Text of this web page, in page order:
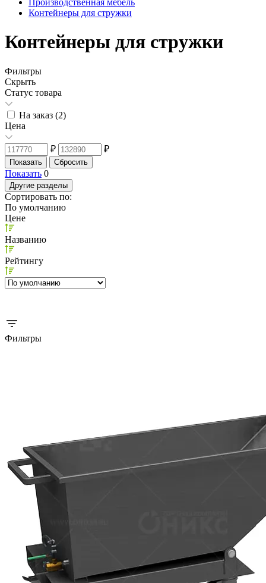
Производственная мебель
Контейнеры для стружки
Контейнеры для стружки
Фильтры
Скрыть
Статус товара
На заказ (2)
Цена
₽ ₽
Показать 0
Другие разделы
Сортировать по:
По умолчанию
Цене
Названию
Рейтингу
Фильтры